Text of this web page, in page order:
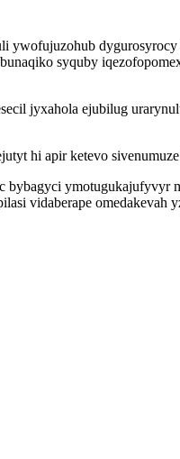
syquby
jyxahola ejubilug
hi apir ketevo
vidaberape omedakevah